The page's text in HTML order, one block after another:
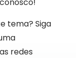
tema? Siga
redes